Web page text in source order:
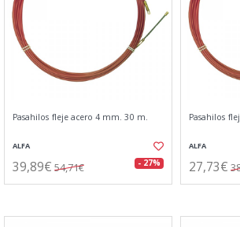
Pasahilos fleje acero 4 mm. 30 m.
ALFA
39,89€ 54,71€ - 27%
Pasahilos
ALFA
27,73€